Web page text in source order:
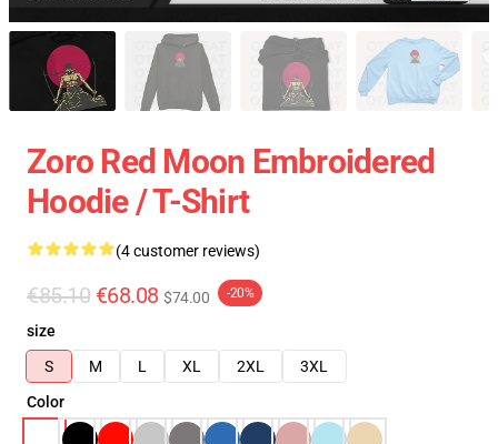
Zoro Red Moon Embroidered
Hoodie / T-Shirt
(4 customer reviews)
€85.10 €68.08 $74.00 -20%
size
S
M L XL 2XL
3XL
Color